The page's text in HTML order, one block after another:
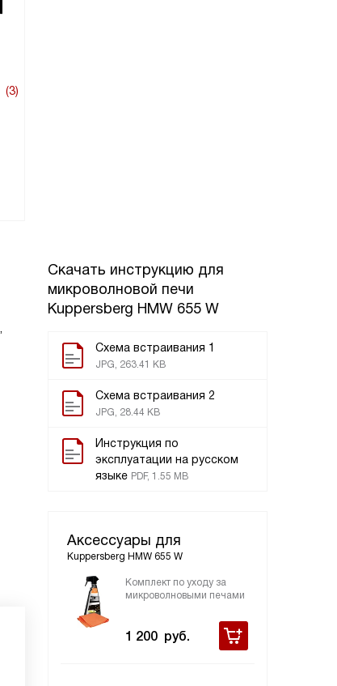
(3)
Скачать инструкцию для
микроволновой печи
Kuppersberg HMW 655 W
Схема встраивания 1
JPG, 263.41 KB
Схема встраивания 2
JPG, 28.44 KB
Инструкция по
эксплуатации на русском
языке PDF, 1.55 MB
Аксессуары для
Kuppersberg HMW 655 W
Комплект по уходу за
микроволновыми печами
1 200 руб.